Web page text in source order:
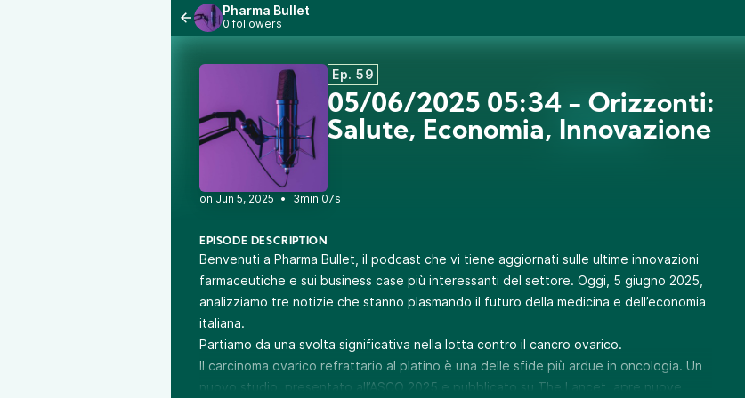
Pharma Bullet
0 followers
Ep. 59
05/06/2025 05:34 - Orizzonti:
Salute, Economia, Innovazione
• 3min 07s
EPISODE DESCRIPTION
Benvenuti a Pharma Bullet, il podcast che vi tiene aggiornati sulle ultime innovazioni
farmaceutiche e sui business case più interessanti del settore. Oggi, 5 giugno 2025,
analizziamo tre notizie che stanno plasmando il futuro della medicina e dell’economia
italiana.
Partiamo da una svolta significativa nella lotta contro il cancro ovarico.
Il carcinoma ovarico refrattario al platino è una delle sfide più ardue in oncologia. Un
nuovo studio, presentato all’ASCO 2025 e pubblicato su The Lancet, apre nuove